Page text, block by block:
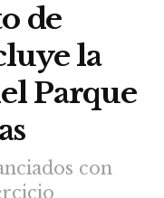
de
la
Parque
con